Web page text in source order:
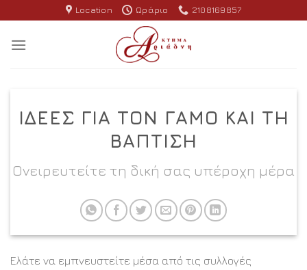
content
Location Ωράριο 2108169857
ΙΔΈΕΣ ΓΙΑ ΤΟΝ ΓΆΜΟ ΚΑΙ ΤΗ
ΒΆΠΤΙΣΗ
Ονειρευτείτε τη δική σας υπέροχη μέρα
Ελάτε να εμπνευστείτε μέσα από τις συλλογές